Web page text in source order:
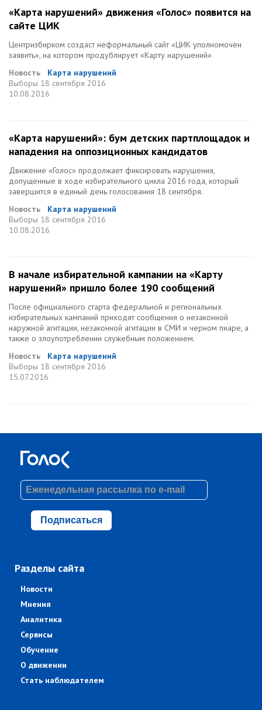
«Карта нарушений» движения «Голос» появится на
сайте ЦИК
Центризбирком создаст неформальный сайт «ЦИК уполномочен
заявить», на котором продублирует «Карту нарушений»
Новость
Карта нарушений
Выборы 18 сентября 2016
10.08.2016
«Карта нарушений»: бум детских партплощадок и
нападения на оппозиционных кандидатов
Движение «Голос» продолжает фиксировать нарушения,
допущенные в ходе избирательного цикла 2016 года, который
завершится в единый день голосования 18 сентября.
Новость
Карта нарушений
Выборы 18 сентября 2016
10.08.2016
В начале избирательной кампании на «Карту
нарушений» пришло более 190 сообщений
После официального старта федеральной и региональных
избирательных кампаний приходят сообщения о незаконной
наружной агитации, незаконной агитации в СМИ и черном пиаре, а
также о злоупотреблении служебным положением.
Новость
Карта нарушений
Выборы 18 сентября 2016
15.07.2016
Подписаться
Разделы сайта
Новости
Мнения
Аналитика
Сервисы
Обучение
О движении
Стать наблюдателем